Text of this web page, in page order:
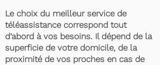
Le choix du meilleur service de
téléassistance correspond tout
d’abord à vos besoins. Il dépend de la
superficie de votre domicile, de la
proximité de vos proches en cas de